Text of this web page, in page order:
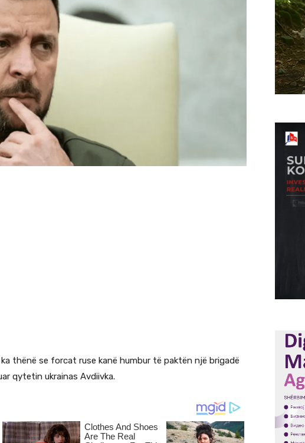
thënë se forcat ruse kanë humbur të paktën një brigadë
qytetin ukrainas Avdiivka.